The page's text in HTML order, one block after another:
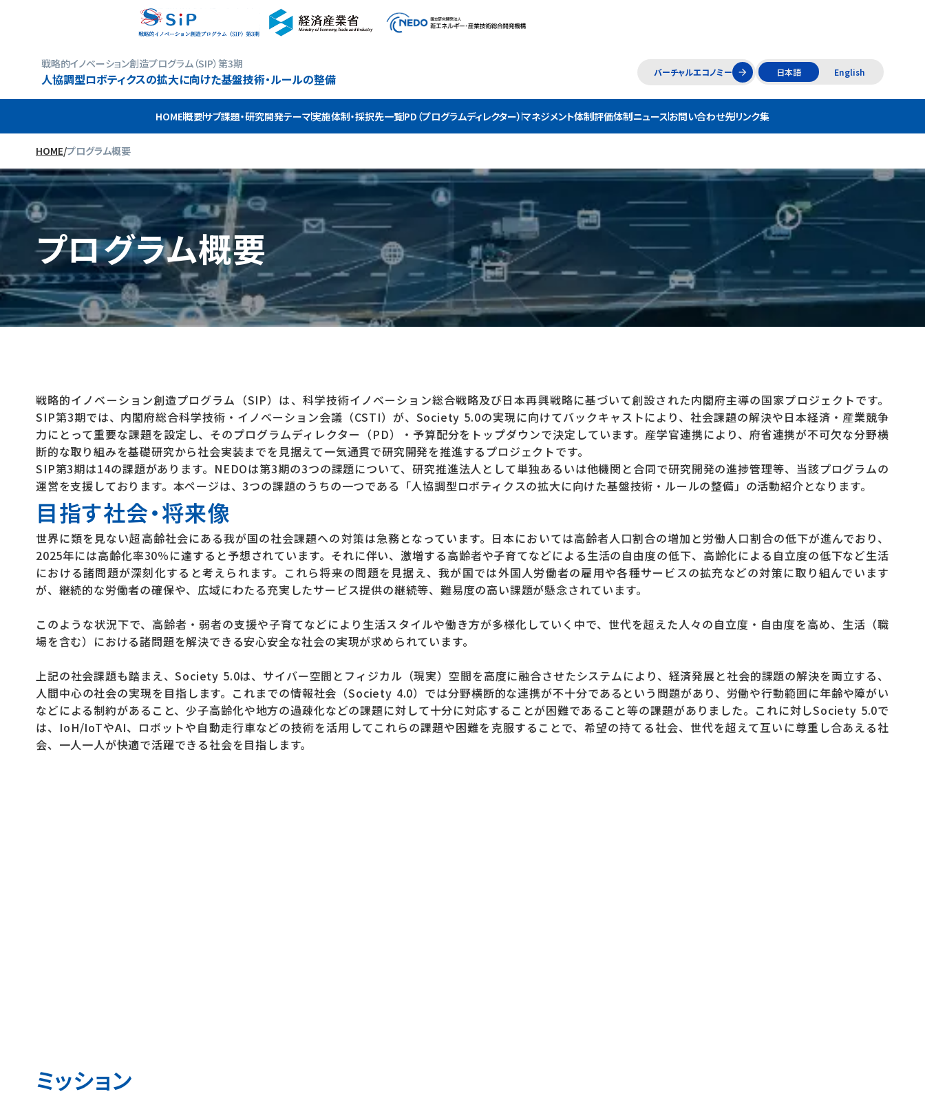
戦略的イノベーション創造プログラム（SIP）第3期
人協調型ロボティクスの拡大に向けた基盤技術・ルールの整備 バーチャルエコノミー arrow_forward 日本語 English
HOME概要サブ課題・研究開発テーマ実施体制・採択先一覧PD（プログラムディレクター） マネジメント体制評価体制ニュースお問い合わせ先リンク集
HOME/プログラム概要
プログラム概要
戦略的イノベーション創造プログラム（SIP）は、科学技術イノベーション総合戦略及び日本再興戦略に基づいて創設された内閣府主導の国家プロジェクトです。
SIP第3期では、内閣府総合科学技術・イノベーション会議（CSTI）が、Society 5.0の実現に向けてバックキャストにより、社会課題の解決や日本経済・産業競争
力にとって重要な課題を設定し、そのプログラムディレクター（PD）・予算配分をトップダウンで決定しています。産学官連携により、府省連携が不可欠な分野横
断的な取り組みを基礎研究から社会実装までを見据えて一気通貫で研究開発を推進するプロジェクトです。
SIP第3期は14の課題があります。NEDOは第3期の3つの課題について、研究推進法人として単独あるいは他機関と合同で研究開発の進捗管理等、当該プログラムの
運営を支援しております。本ページは、3つの課題のうちの一つである「人協調型ロボティクスの拡大に向けた基盤技術・ルールの整備」の活動紹介となります。
目指す社会・将来像
世界に類を見ない超高齢社会にある我が国の社会課題への対策は急務となっています。日本においては高齢者人口割合の増加と労働人口割合の低下が進んでおり、
2025年には高齢化率30％に達すると予想されています。それに伴い、激増する高齢者や子育てなどによる生活の自由度の低下、高齢化による自立度の低下など生活
における諸問題が深刻化すると考えられます。これら将来の問題を見据え、我が国では外国人労働者の雇用や各種サービスの拡充などの対策に取り組んでいます
が、継続的な労働者の確保や、広域にわたる充実したサービス提供の継続等、難易度の高い課題が懸念されています。
このような状況下で、高齢者・弱者の支援や子育てなどにより生活スタイルや働き方が多様化していく中で、世代を超えた人々の自立度・自由度を高め、生活（職
場を含む）における諸問題を解決できる安心安全な社会の実現が求められています。
上記の社会課題も踏まえ、Society 5.0は、サイバー空間とフィジカル（現実）空間を高度に融合させたシステムにより、経済発展と社会的課題の解決を両立する、
人間中心の社会の実現を目指します。これまでの情報社会（Society 4.0）では分野横断的な連携が不十分であるという問題があり、労働や行動範囲に年齢や障がい
などによる制約があること、少子高齢化や地方の過疎化などの課題に対して十分に対応することが困難であること等の課題がありました。これに対しSociety 5.0で
は、IoH/IoTやAI、ロボットや自動走行車などの技術を活用してこれらの課題や困難を克服することで、希望の持てる社会、世代を超えて互いに尊重し合あえる社
会、一人一人が快適で活躍できる社会を目指します。
ミッション